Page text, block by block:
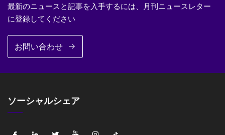
最新のニュースと記事を入手するには、月刊ニュースレター
に登録してください
お問い合わせ
ソーシャルシェア